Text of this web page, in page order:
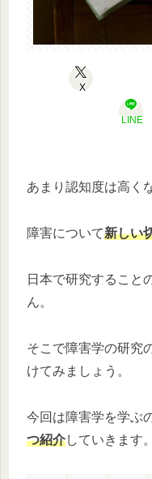
X
LINE
あまり認知度は高く
障害について新しい
日本で研究すること
ん。
そこで障害学の研究
けてみましょう。
今回は障害学を学ぶ
つ紹介していきます。